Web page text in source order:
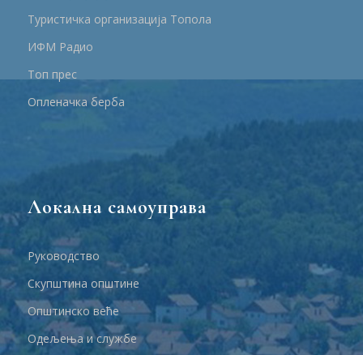
Туристичка организација Топола
ИФМ Радио
Топ прес
Опленачка берба
Локална самоуправа
Руководство
Скупштина општине
Општинско веће
Одељења и службе